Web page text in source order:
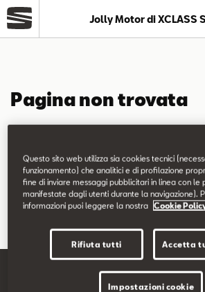
Modelli
Service
Business
SEAT Usato Certificato
Jolly Motor di XCLASS
Pagina non trovata
Puoi continuare a esplorare il sito usando il
qui sopra.
Questo sito web utilizza sia cookies tecnici
funzionamento) che analitici e di profilazione
fine di inviare messaggi pubblicitari in linea con le
manifestate dagli utenti durante la navigazione).
informazioni puoi leggere la nostra
Cookie
Rifiuta tutti Accetta
Impostazioni cookie